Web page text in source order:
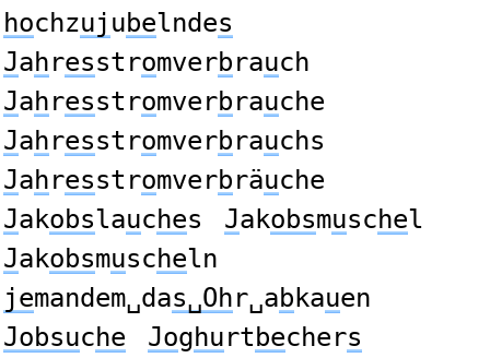
hochzuj ubelndes
Jahresstromverbrauch
Jahresstromverbrauche
Jahresstromverbrauchs
Jahresstromverbräuche
Jakobslauches Jakobsmuschel
Jakobsmuscheln
jemandem␣das␣Ohr␣ab kauen
Jobsuche Joghurtbechers